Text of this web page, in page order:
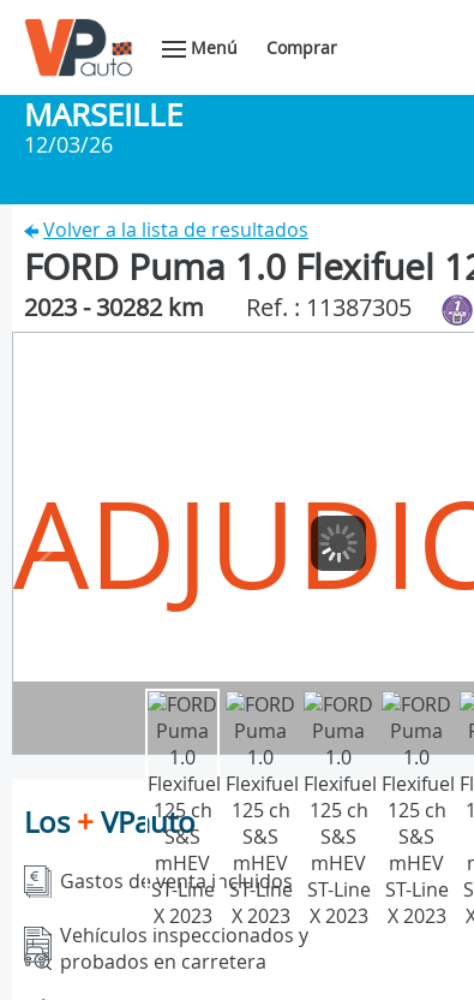
Menú Comprar
MARSEILLE
12/03/26
Volver a la lista de resultados
FORD Puma 1.0 Flexifuel
2023 - 30282 km Ref. : 11387305
Los+VPauto
Gastos de venta incluidos
Vehículos inspeccionados y
probados en carretera